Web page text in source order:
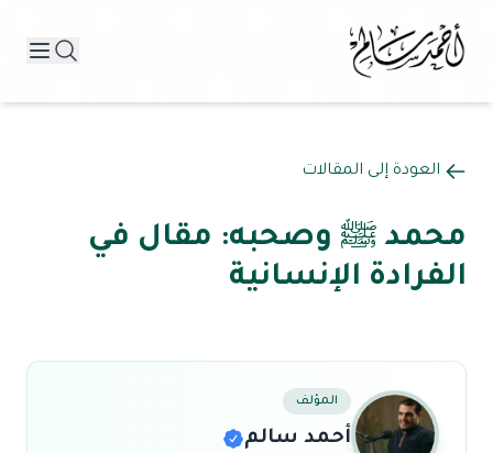
العودة إلى المقالات
محمد ﷺ وصحبه: مقال في
الفرادة الإنسانية
المؤلف
أحمد سالم